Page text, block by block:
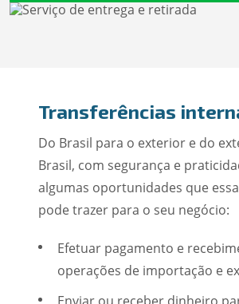
Transferências
Do Brasil para o exterior e do
Brasil, com segurança e
algumas oportunidades que
pode trazer para o seu negócio:
Efetuar pagamento e
operações de importação e